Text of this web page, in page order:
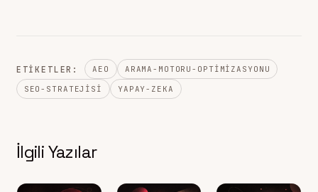
ETIKETLER: AEO
ARAMA-MOTORU-OPTIMIZASYONU
SEO-STRATEJISI
YAPAY-ZEKA
İlgili Yazılar